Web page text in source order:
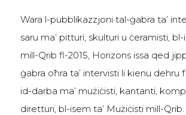
Wara l-pubblikazzjoni tal-ġabra ta’
saru ma’ pitturi, skulturi u ċeramisti,
mill-Qrib fl-2015, Horizons issa qed
ġabra oħra ta’ intervisti li kienu dehru
id-darba ma’ mużiċisti, kantanti,
diretturi, bl-isem ta’ Mużiċisti mill-Qrib.